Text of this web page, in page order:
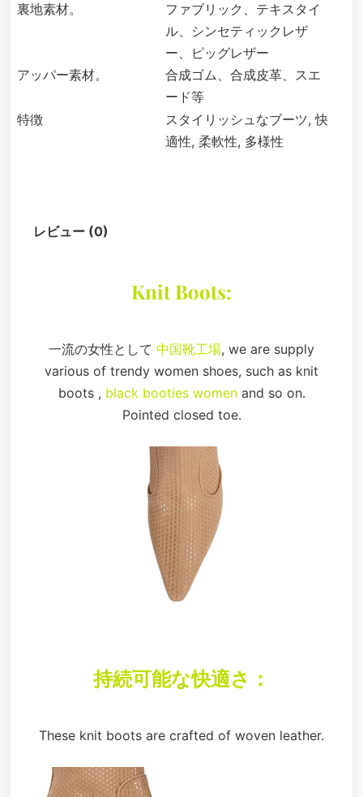
裏地素材。
ファブリック、テキスタイ
ル、シンセティックレザ
ー、ピッグレザー
アッパー素材。
合成ゴム、合成皮革、スエ
ード等
特徴
スタイリッシュなブーツ, 快
適性, 柔軟性, 多様性
レビュー (0)
Knit Boots:
一流の女性として 中国靴工場, we are supply
various of trendy women shoes, such as knit
boots , black booties womenand so on.
Pointed closed toe.
持続可能な快適さ：
These knit boots are crafted of woven leather.